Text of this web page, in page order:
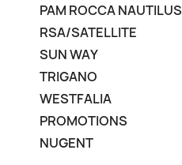
PAM ROCCA NAUTILUS
RSA/SATELLITE
SUN WAY
TRIGANO
WESTFALIA
PROMOTIONS
NUGENT